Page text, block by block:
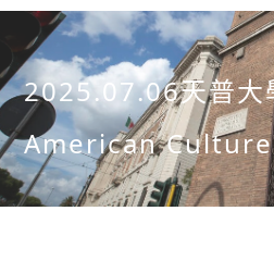
2025.07.06天普大
American